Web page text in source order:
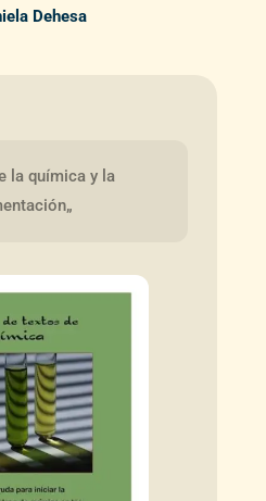
Dehesa
la química y la